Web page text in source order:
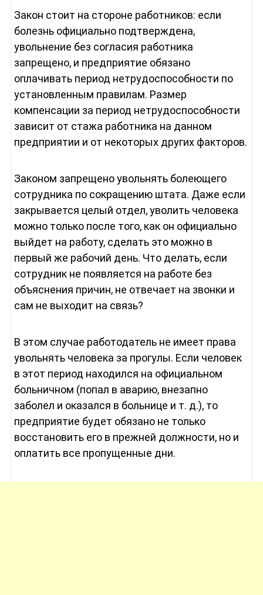
Закон стоит на стороне работников: если
болезнь официально подтверждена,
увольнение без согласия работника
запрещено, и предприятие обязано
оплачивать период нетрудоспособности по
установленным правилам. Размер
компенсации за период нетрудоспособности
зависит от стажа работника на данном
предприятии и от некоторых других факторов.
Законом запрещено увольнять болеющего
сотрудника по сокращению штата. Даже если
закрывается целый отдел, уволить человека
можно только после того, как он официально
выйдет на работу, сделать это можно в
первый же рабочий день. Что делать, если
сотрудник не появляется на работе без
объяснения причин, не отвечает на звонки и
сам не выходит на связь?
В этом случае работодатель не имеет права
увольнять человека за прогулы. Если человек
в этот период находился на официальном
больничном (попал в аварию, внезапно
заболел и оказался в больнице и т. д.), то
предприятие будет обязано не только
восстановить его в прежней должности, но и
оплатить все пропущенные дни.